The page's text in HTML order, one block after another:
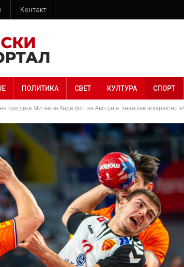
Контакт
ПОЛИТИКА СВЕТ КУЛТУРА СПОРТ
сум дека Митев ќе биде фит за Австрија, знам каков карактер е!